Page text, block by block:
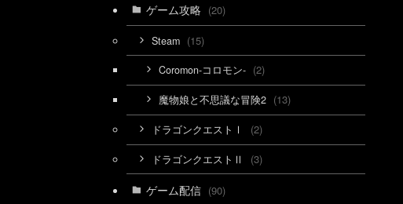
ゲーム攻略 (20)
Steam (15)
Coromon-コロモン- (2)
魔物娘と不思議な冒険2 (13)
ドラゴンクエストⅠ (2)
ドラゴンクエストⅡ (3)
ゲーム配信 (90)